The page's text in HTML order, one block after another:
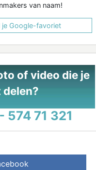
van naam!
je Google-favoriet
of video die je
574 71 321